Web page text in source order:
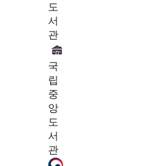
도
서
관
국
립
중
앙
도
서
관